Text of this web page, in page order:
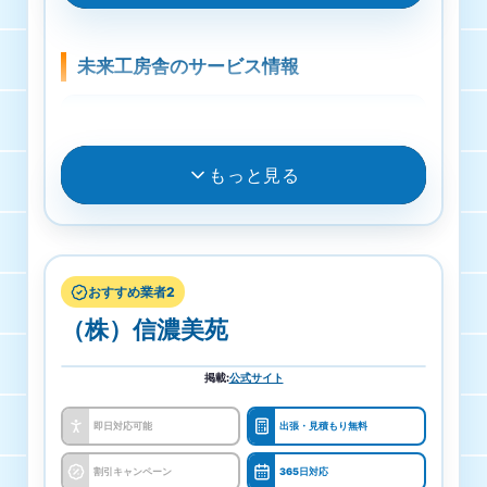
未来工房舎のサービス情報
作業料金10,000円から
8:00-20:00
対応エリア
洗面所クリーニング
10000円
もっと見る
おすすめ業者2
（株）信濃美苑
掲載:公式サイト
即日対応可能 出張・見積もり無料
割引キャンペーン 365日対応